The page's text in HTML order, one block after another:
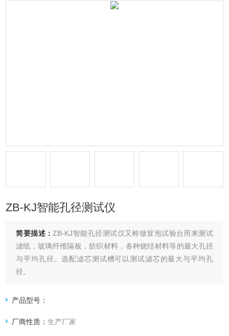
ZB-KJ智能孔径测试仪
简要描述： ZB-KJ智能孔径测试仪又称做冒泡试验台用来测试
滤纸，玻璃纤维隔板，纺织材料，各种烧结材料等的最大孔径
与平均孔径。选配滤芯测试槽可以测试滤芯的最大与平均孔
径。
产品型号：
厂商性质：生产厂家